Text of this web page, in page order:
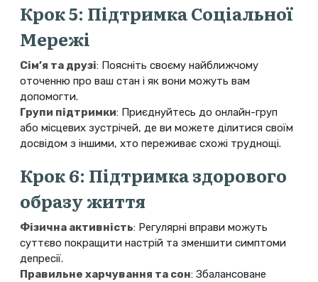
Крок 5: Підтримка Соціальної
Мережі
Сім’я та друзі: Поясніть своєму найближчому
оточенню про ваш стан і як вони можуть вам
допомогти.
Групи підтримки: Приєднуйтесь до онлайн-груп
або місцевих зустрічей, де ви можете ділитися своїм
досвідом з іншими, хто переживає схожі труднощі.
Крок 6: Підтримка здорового
образу життя
Фізична активність: Регулярні вправи можуть
суттєво покращити настрій та зменшити симптоми
депресії.
Правильне харчування та сон: Збалансоване